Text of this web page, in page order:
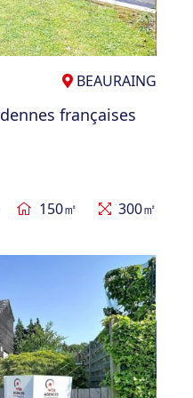
BEAURAING
françaises
150㎡ 300㎡